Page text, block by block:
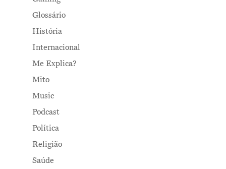
Glossário
História
Internacional
Me Explica?
Mito
Music
Podcast
Política
Religião
Saúde